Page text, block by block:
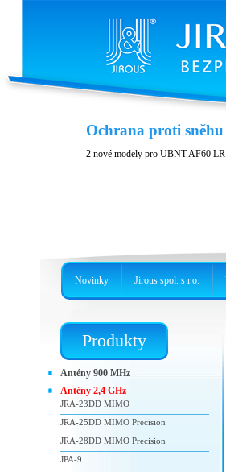
Kryt JH-LHG
Kryt pro jednotky RBLHG
Ochrana proti
2 nové modely pro UBNT AF60
Produkty
Antény 900 MHz
Antény 2,4 GHz
JRA-23DD MIMO
JRA-25DD MIMO Precision
JRA-28DD MIMO Precision
JPA-9
Novinky Jirous spol. s r.o.